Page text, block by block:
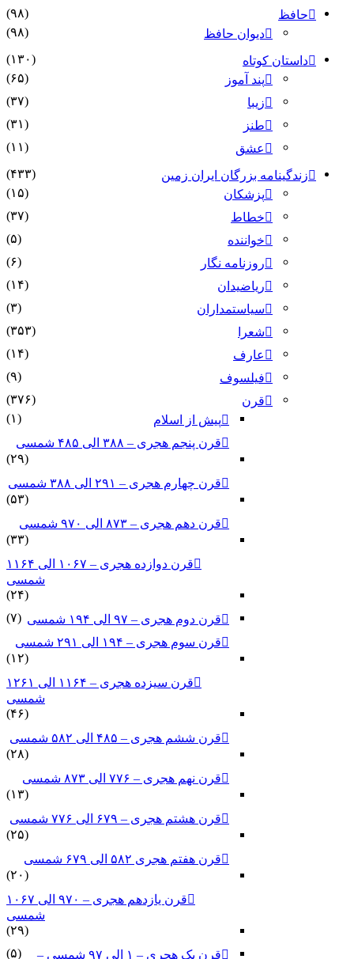
حافظ
(۹۸)
دیوان حافظ
(۹۸)
داستان کوتاه
(۱۳۰)
پند آموز
(۶۵)
زیبا
(۳۷)
طنز
(۳۱)
عشق
(۱۱)
زندگینامه بزرگان ایران زمین
(۴۳۳)
پزشکان
(۱۵)
خطاط
(۳۷)
خواننده
(۵)
روزنامه نگار
(۶)
ریاضیدان
(۱۴)
سیاستمداران
(۳)
شعرا
(۳۵۳)
عارف
(۱۴)
فیلسوف
(۹)
قرن
(۳۷۶)
پیش از اسلام
(۱)
قرن پنجم هجری – ۳۸۸ الی ۴۸۵ شمسی
(۲۹)
قرن چهارم هجری – ۲۹۱ الی ۳۸۸ شمسی
(۵۳)
قرن دهم هجری – ۸۷۳ الی ۹۷۰ شمسی
(۳۳)
قرن دوازده هجری – ۱۰۶۷ الی ۱۱۶۴
شمسی
(۲۴)
قرن دوم هجری – ۹۷ الی ۱۹۴ شمسی
(۷)
قرن سوم هجری – ۱۹۴ الی ۲۹۱ شمسی
(۱۲)
قرن سیزده هجری – ۱۱۶۴ الی ۱۲۶۱
شمسی
(۴۶)
قرن ششم هجری – ۴۸۵ الی ۵۸۲ شمسی
(۲۸)
قرن نهم هجری – ۷۷۶ الی ۸۷۳ شمسی
(۱۳)
قرن هشتم هجری – ۶۷۹ الی ۷۷۶ شمسی
(۲۵)
قرن هفتم هجری ۵۸۲ الی ۶۷۹ شمسی
(۲۰)
قرن یازدهم هجری – ۹۷۰ الی ۱۰۶۷
شمسی
(۲۹)
قرن یک هجری – ۱ الی ۹۷ شمسی –
(۵)